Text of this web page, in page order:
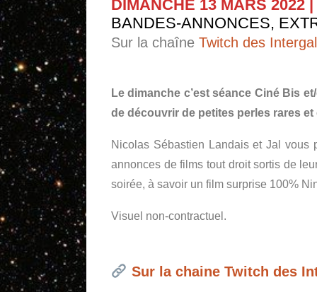
DIMANCHE 13 MARS 2022
BANDES-ANNONCES,
Sur la chaîne Twitch des
Le dimanche c’est séance Ciné Bis
de découvrir de petites perles rares
Nicolas Sébastien Landais et Jal vous
annonces de films tout droit sortis de
soirée, à savoir un film surprise 100%
Visuel non-contractuel.
Sur la chaine Twitch des